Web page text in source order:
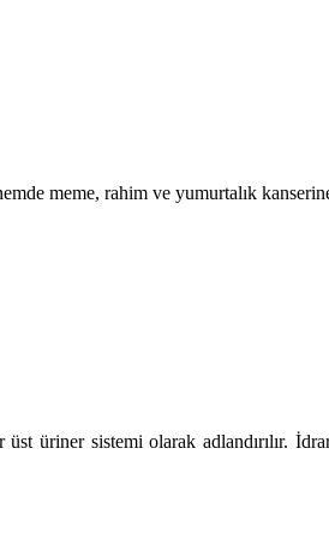
meme, rahim ve yumurtalık
üriner sistemi olarak adlandırılır.